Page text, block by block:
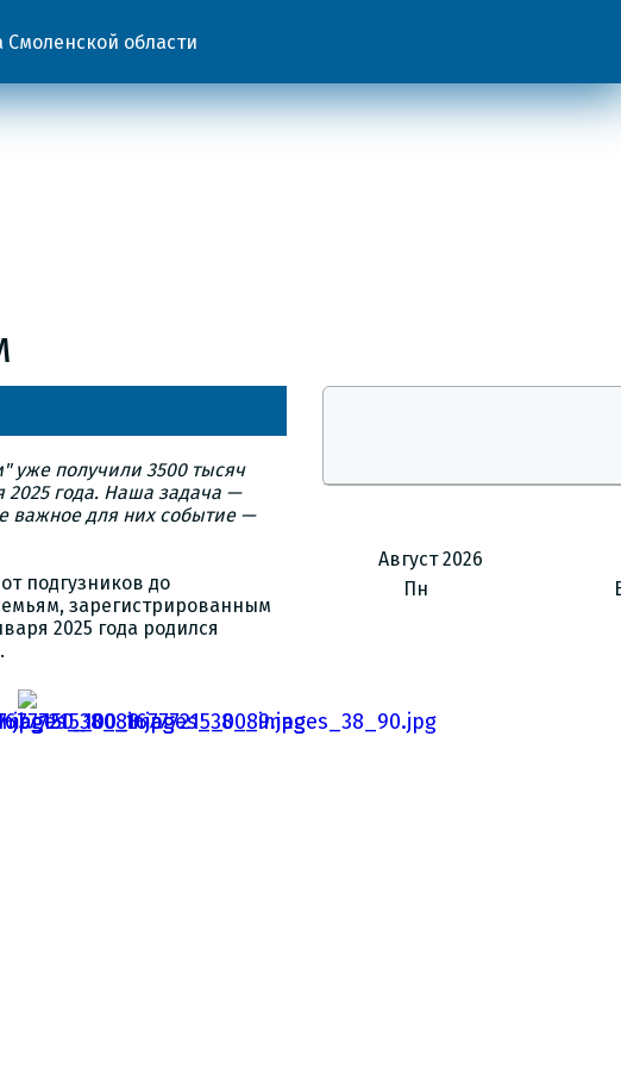
области
уже получили 3500 тысяч
года. Наша задача —
важное для них событие —
подгузников до
зарегистрированным
2025 года родился
Август 2026
Пн